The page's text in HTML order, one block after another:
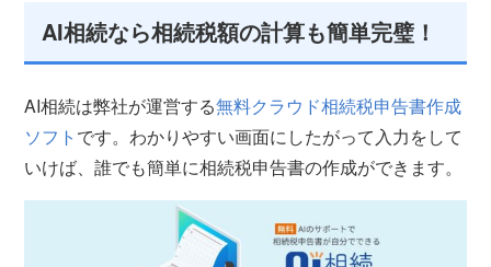
AI相続なら相続税額の計算も簡単完璧！
AI相続は弊社が運営する無料クラウド相続税申告書作成
ソフト です。わかりやすい画面にしたがって入力をして
いけば、誰でも簡単に相続税申告書の作成ができます。